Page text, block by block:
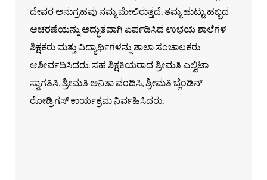
ದೇವರ ಅನುಗ್ರಹವು ನಮ್ಮ ಮೇಲಿರುತ್ತದೆ. ತಮ್ಮ ಹುಟ್ಟು ಹಬ್ಬದ
ಆಚರಣೆಯನ್ನು ಅದ್ಭುತವಾಗಿ ಏರ್ಪಡಿಸಿದ ಉಭಯ ಶಾಲೆಗಳ
ಶಿಕ್ಷಕರು ಮತ್ತು ವಿದ್ಯಾರ್ಥಿಗಳನ್ನು ಶಾಲಾ ಸಂಚಾಲಕರು
ಆಶೀರ್ವದಿಸಿದರು. ಸಹ ಶಿಕ್ಷಕಿಯರಾದ ಶ್ರೀಮತಿ ಎಲ್ವಿಟಾ
ಸ್ವಾಗತಿಸಿ, ಶ್ರೀಮತಿ ಅನಿತಾ ವಂದಿಸಿ, ಶ್ರೀಮತಿ ಬ್ಲೆಂಡಿನ್
ರೋಡ್ರಿಗಸ್ ಕಾರ್ಯಕ್ರಮ ನಿರ್ವಹಿಸಿದರು.